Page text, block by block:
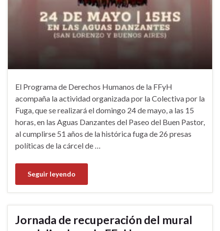
El Programa de Derechos Humanos de la FFyH
acompaña la actividad organizada por la Colectiva por la
Fuga, que se realizará el domingo 24 de mayo, a las 15
horas, en las Aguas Danzantes del Paseo del Buen Pastor,
al cumplirse 51 años de la histórica fuga de 26 presas
políticas de la cárcel de …
Seguir leyendo
Jornada de recuperación del mural